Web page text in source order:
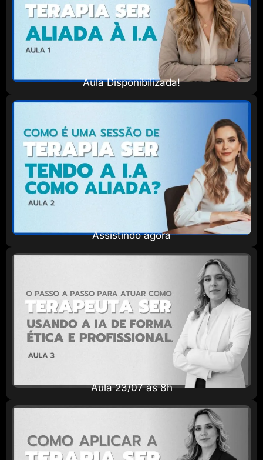
Aula Disponibilizada!
Assistindo agora
Aula 23/07 às 8h